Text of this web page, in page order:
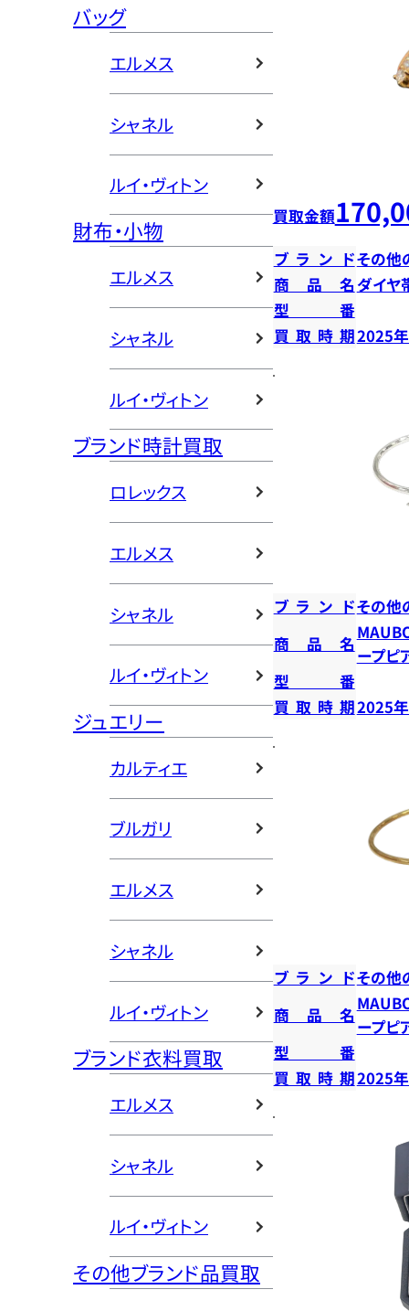
バッグ
エルメス
シャネル
ルイ・ヴィトン
財布・小物
エルメス
シャネル
ルイ・ヴィトン
ブランド時計買取
ロレックス
エルメス
シャネル
ルイ・ヴィトン
ジュエリー
カルティエ
ブルガリ
エルメス
シャネル
ルイ・ヴィトン
ブランド衣料買取
エルメス
シャネル
ルイ・ヴィトン
その他ブランド品買取
買取金額
ブランドその他
商品名ダイヤ
型番
買取時期2025
ブランドその他
商品名
ープピ
型番
買取時期2025
ブランドその他
商品名
ープピ
型番
買取時期2025